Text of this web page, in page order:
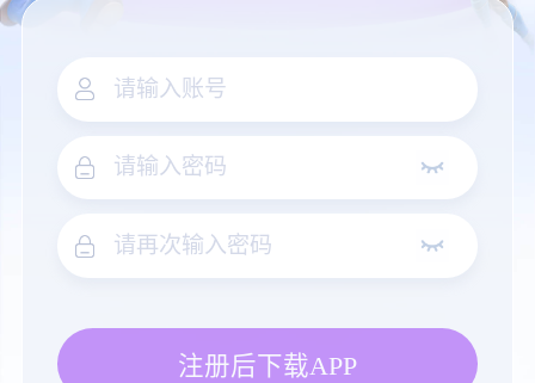
注册后下载APP